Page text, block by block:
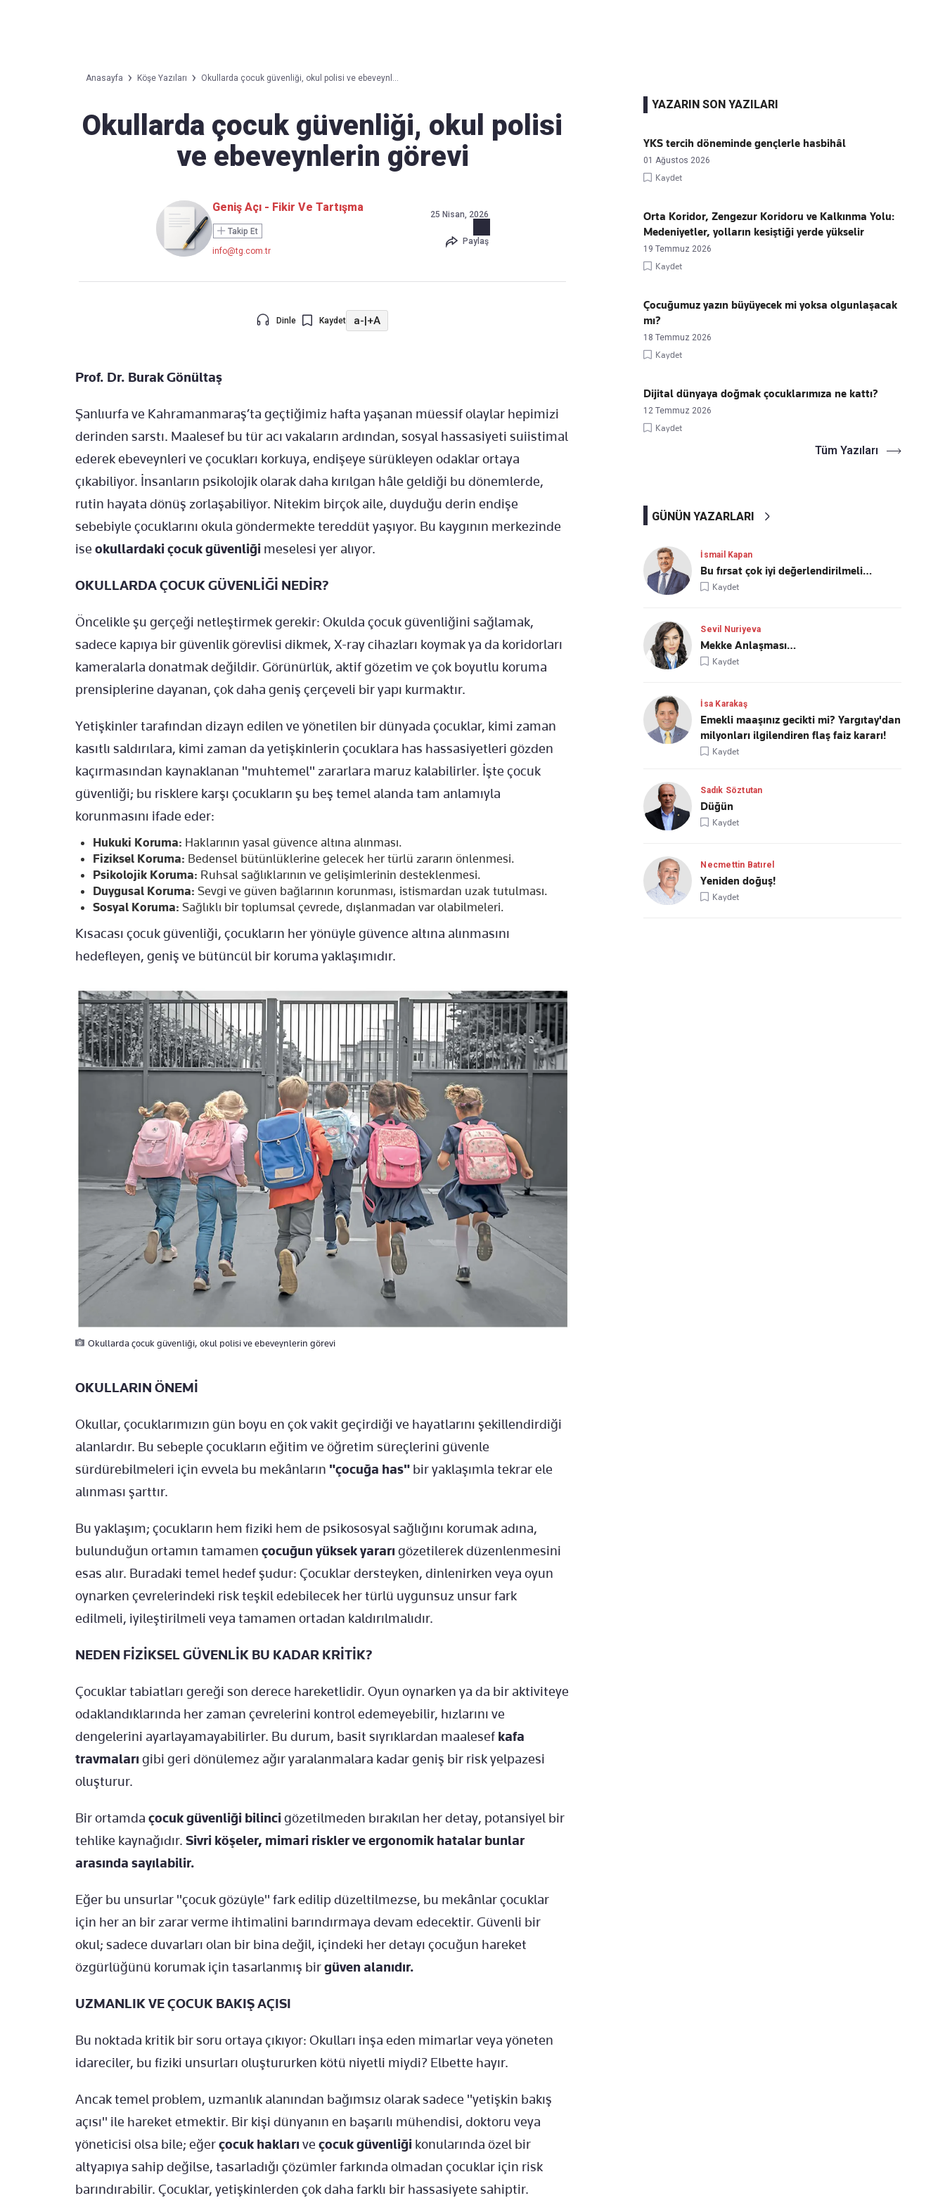
Anasayfa Köşe Yazıları Okullarda çocuk güvenliği, okul polisi ve ebeveynl...
Okullarda çocuk güvenliği, okul polisi
ve ebeveynlerin görevi
Geniş Açı - Fikir Ve Tartışma
Takip Et
info@tg.com.tr
25 Nisan, 2026
Paylaş
Dinle Kaydet a-|+A
Prof. Dr. Burak Gönültaş
Şanlıurfa ve Kahramanmaraş’ta geçtiğimiz hafta yaşanan müessif olaylar hepimizi
derinden sarstı. Maalesef bu tür acı vakaların ardından, sosyal hassasiyeti suiistimal
ederek ebeveynleri ve çocukları korkuya, endişeye sürükleyen odaklar ortaya
çıkabiliyor. İnsanların psikolojik olarak daha kırılgan hâle geldiği bu dönemlerde,
rutin hayata dönüş zorlaşabiliyor. Nitekim birçok aile, duyduğu derin endişe
sebebiyle çocuklarını okula göndermekte tereddüt yaşıyor. Bu kaygının merkezinde
ise okullardaki çocuk güvenliği meselesi yer alıyor.
OKULLARDA ÇOCUK GÜVENLİĞİ NEDİR?
Öncelikle şu gerçeği netleştirmek gerekir: Okulda çocuk güvenliğini sağlamak,
sadece kapıya bir güvenlik görevlisi dikmek, X-ray cihazları koymak ya da koridorları
kameralarla donatmak değildir. Görünürlük, aktif gözetim ve çok boyutlu koruma
prensiplerine dayanan, çok daha geniş çerçeveli bir yapı kurmaktır.
Yetişkinler tarafından dizayn edilen ve yönetilen bir dünyada çocuklar, kimi zaman
kasıtlı saldırılara, kimi zaman da yetişkinlerin çocuklara has hassasiyetleri gözden
kaçırmasından kaynaklanan "muhtemel" zararlara maruz kalabilirler. İşte çocuk
güvenliği; bu risklere karşı çocukların şu beş temel alanda tam anlamıyla
korunmasını ifade eder:
Hukuki Koruma: Haklarının yasal güvence altına alınması.
Fiziksel Koruma: Bedensel bütünlüklerine gelecek her türlü zararın önlenmesi.
Psikolojik Koruma: Ruhsal sağlıklarının ve gelişimlerinin desteklenmesi.
Duygusal Koruma: Sevgi ve güven bağlarının korunması, istismardan uzak tutulması.
Sosyal Koruma: Sağlıklı bir toplumsal çevrede, dışlanmadan var olabilmeleri.
Kısacası çocuk güvenliği, çocukların her yönüyle güvence altına alınmasını
hedefleyen, geniş ve bütüncül bir koruma yaklaşımıdır.
Okullarda çocuk güvenliği, okul polisi ve ebeveynlerin görevi
OKULLARIN ÖNEMİ
Okullar, çocuklarımızın gün boyu en çok vakit geçirdiği ve hayatlarını şekillendirdiği
alanlardır. Bu sebeple çocukların eğitim ve öğretim süreçlerini güvenle
sürdürebilmeleri için evvela bu mekânların "çocuğa has" bir yaklaşımla tekrar ele
alınması şarttır.
Bu yaklaşım; çocukların hem fiziki hem de psikososyal sağlığını korumak adına,
bulunduğun ortamın tamamen çocuğun yüksek yararı gözetilerek düzenlenmesini
esas alır. Buradaki temel hedef şudur: Çocuklar dersteyken, dinlenirken veya oyun
oynarken çevrelerindeki risk teşkil edebilecek her türlü uygunsuz unsur fark
edilmeli, iyileştirilmeli veya tamamen ortadan kaldırılmalıdır.
NEDEN FİZİKSEL GÜVENLİK BU KADAR KRİTİK?
Çocuklar tabiatları gereği son derece hareketlidir. Oyun oynarken ya da bir aktiviteye
odaklandıklarında her zaman çevrelerini kontrol edemeyebilir, hızlarını ve
dengelerini ayarlayamayabilirler. Bu durum, basit sıyrıklardan maalesef kafa
travmaları gibi geri dönülemez ağır yaralanmalara kadar geniş bir risk yelpazesi
oluşturur.
Bir ortamda çocuk güvenliği bilincigözetilmeden bırakılan her detay, potansiyel bir
tehlike kaynağıdır. Sivri köşeler, mimari riskler ve ergonomik hatalar bunlar
arasında sayılabilir.
Eğer bu unsurlar "çocuk gözüyle" fark edilip düzeltilmezse, bu mekânlar çocuklar
için her an bir zarar verme ihtimalini barındırmaya devam edecektir. Güvenli bir
okul; sadece duvarları olan bir bina değil, içindeki her detayı çocuğun hareket
özgürlüğünü korumak için tasarlanmış birgüven alanıdır.
UZMANLIK VE ÇOCUK BAKIŞ AÇISI
Bu noktada kritik bir soru ortaya çıkıyor: Okulları inşa eden mimarlar veya yöneten
idareciler, bu fiziki unsurları oluştururken kötü niyetli miydi? Elbette hayır.
Ancak temel problem, uzmanlık alanından bağımsız olarak sadece "yetişkin bakış
açısı" ile hareket etmektir. Bir kişi dünyanın en başarılı mühendisi, doktoru veya
yöneticisi olsa bile; eğerçocuk hakları ve çocuk güvenliği konularında özel bir
altyapıya sahip değilse, tasarladığı çözümler farkında olmadan çocuklar için risk
barındırabilir. Çocuklar, yetişkinlerden çok daha farklı bir hassasiyete sahiptir.
YAZARIN SON YAZILARI
YKS tercih döneminde gençlerle hasbihâl
01 Ağustos 2026
Kaydet
Orta Koridor, Zengezur Koridoru ve Kalkınma Yolu:
Medeniyetler, yolların kesiştiği yerde yükselir
19 Temmuz 2026
Kaydet
Çocuğumuz yazın büyüyecek mi yoksa olgunlaşacak
mı?
18 Temmuz 2026
Kaydet
Dijital dünyaya doğmak çocuklarımıza ne kattı?
12 Temmuz 2026
Kaydet
Tüm Yazıları
GÜNÜN YAZARLARI
İsmail Kapan
Bu fırsat çok iyi değerlendirilmeli…
Kaydet
Sevil Nuriyeva
Mekke Anlaşması…
Kaydet
İsa Karakaş
Emekli maaşınız gecikti mi? Yargıtay'dan
milyonları ilgilendiren flaş faiz kararı!
Kaydet
Sadık Söztutan
Düğün
Kaydet
Necmettin Batırel
Yeniden doğuş!
Kaydet